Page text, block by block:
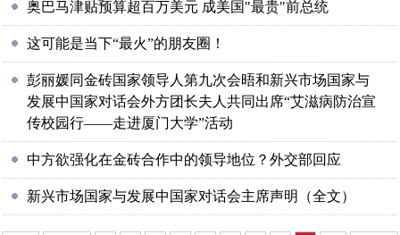
奥巴马津贴预算超百万美元 成美国"最贵"前总统
这可能是当下“最火”的朋友圈！
彭丽媛同金砖国家领导人第九次会晤和新兴市场国家与
发展中国家对话会外方团长夫人共同出席“艾滋病防治宣
传校园行——走进厦门大学”活动
中方欲强化在金砖合作中的领导地位？外交部回应
新兴市场国家与发展中国家对话会主席声明（全文）